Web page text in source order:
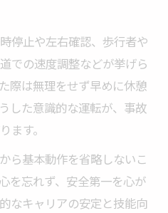
停止や左右確認、歩行者や
での速度調整などが挙げら
際は無理をせず早めに休憩
した意識的な運転が、事故
ます。
ら基本動作を省略しないこ
を忘れず、安全第一を心が
なキャリアの安定と技能向